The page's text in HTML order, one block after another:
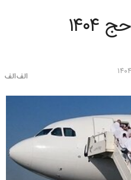
زمان آغاز پروازهای حج ۱۴۰۴